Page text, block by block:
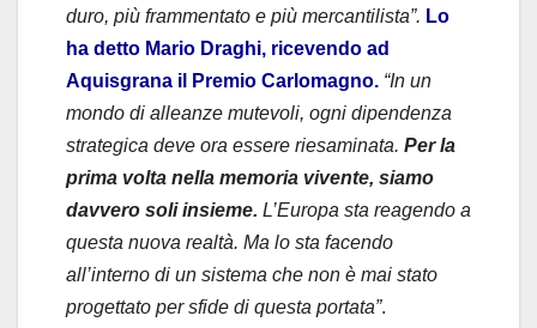
duro, più frammentato e più mercantilista”. Lo
ha detto Mario Draghi, ricevendo ad
Aquisgrana il Premio Carlomagno. “In un
mondo di alleanze mutevoli, ogni dipendenza
strategica deve ora essere riesaminata. Per la
prima volta nella memoria vivente, siamo
davvero soli insieme. L’Europa sta reagendo a
questa nuova realtà. Ma lo sta facendo
all’interno di un sistema che non è mai stato
progettato per sfide di questa portata”.